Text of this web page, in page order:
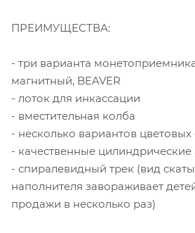
ПРЕИМУЩЕСТВА:
- три варианта
магнитный, BEAVER
- лоток для инкассации
- вместительная колба
- несколько вариантов цветовых
- качественные цилиндрические
- спиралевидный трек (вид
наполнителя завораживает
продажи в несколько раз)